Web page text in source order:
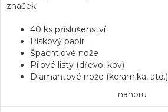
značek.
40 ks příslušenství
Pískový papír
Špachtlové nože
Pilové listy (dřevo, kov)
Diamantové nože (keramika, atd.)
nahoru